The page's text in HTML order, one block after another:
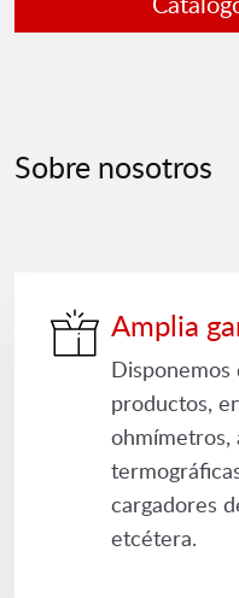
Sobre nosotros
Amplia
Disponemos
productos,
ohmímetros,
cargadores
etcétera.